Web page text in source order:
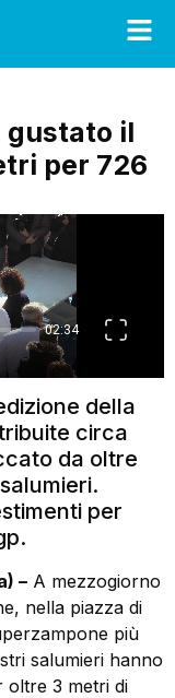
gustato il
per 726
della
circa
da oltre
per
– A mezzogiorno
nella piazza di
più
salumieri hanno
oltre 3 metri di